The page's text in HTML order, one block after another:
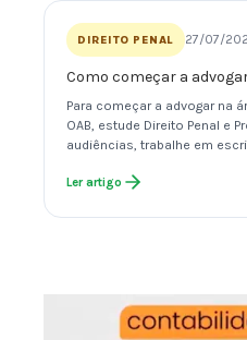
DIREITO PENAL 27/07/
Como começar a
Para começar a advogar na
OAB, estude Direito Penal e
audiências, trabalhe em
Ler artigo